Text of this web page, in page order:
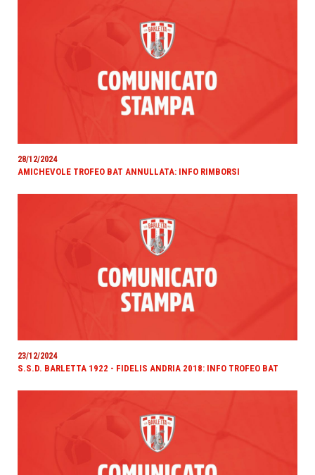
28/12/2024
AMICHEVOLE TROFEO BAT ANNULLATA: INFO RIMBORSI
23/12/2024
S.S.D. BARLETTA 1922 - FIDELIS ANDRIA 2018: INFO TROFEO BAT